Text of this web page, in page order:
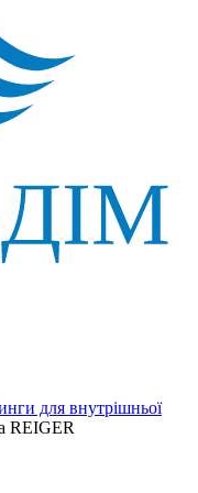
для внутрішньої
REIGER